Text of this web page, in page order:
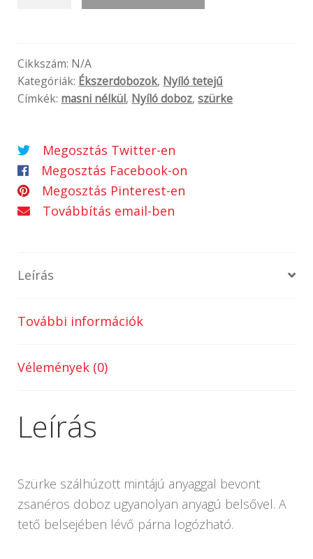
Cikkszám: N/A
Kategóriák: Ékszerdobozok, Nyíló tetejű
Címkék: masni nélkül, Nyíló doboz,szürke
Megosztás Twitter-en
Megosztás Facebook-on
Megosztás Pinterest-en
Továbbítás email-ben
Leírás
További információk
Vélemények (0)
Leírás
Szürke szálhúzott mintájú anyaggal bevont
zsanéros doboz ugyanolyan anyagú belsővel. A
tető belsejében lévő párna logózható.